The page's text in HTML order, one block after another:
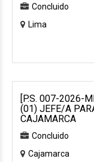
Concluido
Lima
[P.S. 007-2026-
(01) JEFE/A
CAJAMARCA
Concluido
Cajamarca